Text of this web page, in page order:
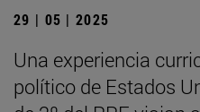
29 | 05 | 2025
Una experiencia
político de Estados